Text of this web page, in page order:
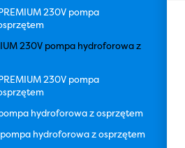
230V pompa
230V pompa hydroforowa z
230V pompa
hydroforowa z osprzętem
hydroforowa z osprzętem